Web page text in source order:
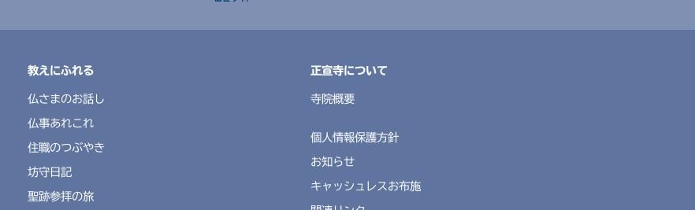
教えにふれる
仏さまのお話し
仏事あれこれ
住職のつぶやき
坊守日記
聖跡参拝の旅
正宣寺について
寺院概要
個人情報保護方針
お知らせ
キャッシュレスお布施